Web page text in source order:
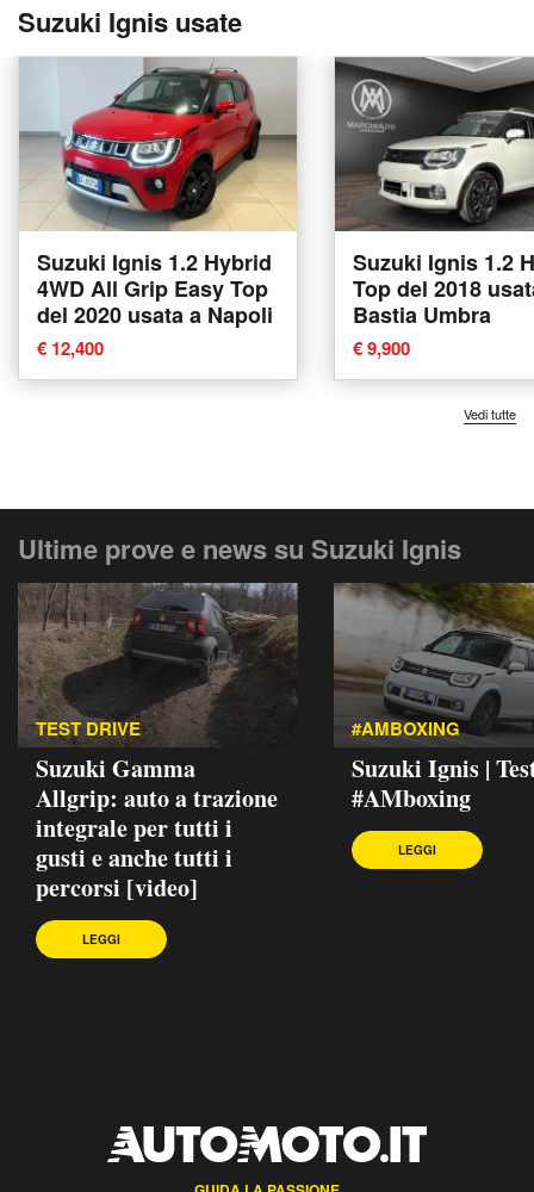
Suzuki Ignis usate
Suzuki Ignis 1.2 Hybrid
4WD All Grip Easy Top
del 2020 usata a Napoli
€ 12,400
Suzuki Ignis 1.2
Top del 2018
Bastia Umbra
€ 9,900
Vedi tutte
Ultime prove e news su Suzuki Ignis
TEST DRIVE
Suzuki Gamma
Allgrip: auto a trazione
integrale per tutti i
gusti e anche tutti i
percorsi [video]
LEGGI
#AMBOXING
Suzuki Ignis |
#AMboxing
LEGGI